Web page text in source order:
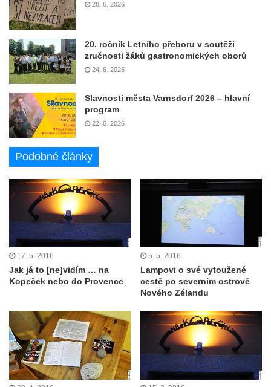
28. 6. 2026
20. ročník Letního přeboru v soutěži
zručnosti žáků gastronomických oborů
24. 6. 2026
Slavnosti města Varnsdorf 2026 – hlavní
program
22. 6. 2026
Podobné články
17. 5. 2016
Jak já to [ne]vidím … na
Kopeček nebo do Provence
5. 5. 2016
Lampovi o své vytoužené
cestě po severním ostrově
Nového Zélandu